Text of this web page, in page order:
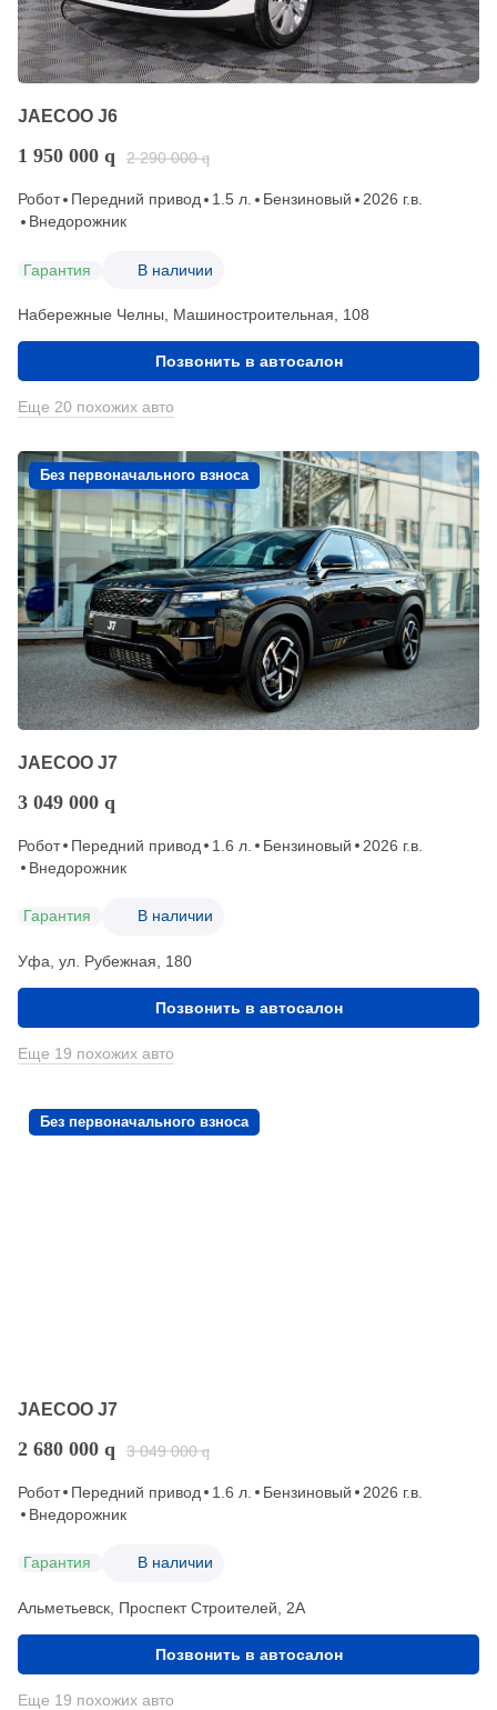
JAECOO J6
1 950 000 q 2 290 000 q
Робот Передний привод 1.5 л. Бензиновый
2026 г.в.
Внедорожник
Гарантия В наличии
Набережные Челны, Машиностроительная, 108
Позвонить в автосалон
Еще 20 похожих авто
Без первоначального взноса
JAECOO J7
3 049 000 q
Робот Передний привод 1.6 л. Бензиновый
2026 г.в.
Внедорожник
Гарантия В наличии
Уфа, ул. Рубежная, 180
Позвонить в автосалон
Еще 19 похожих авто
Без первоначального взноса
JAECOO J7
2 680 000 q 3 049 000 q
Робот Передний привод 1.6 л. Бензиновый
2026 г.в.
Внедорожник
Гарантия В наличии
Альметьевск, Проспект Строителей, 2А
Позвонить в автосалон
Еще 19 похожих авто